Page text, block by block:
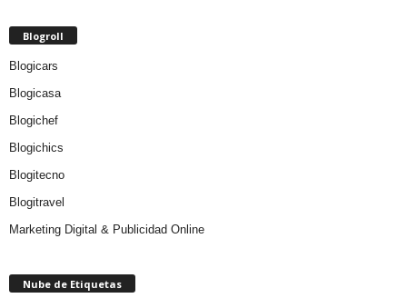
Blogroll
Blogicars
Blogicasa
Blogichef
Blogichics
Blogitecno
Blogitravel
Marketing Digital & Publicidad Online
Nube de Etiquetas